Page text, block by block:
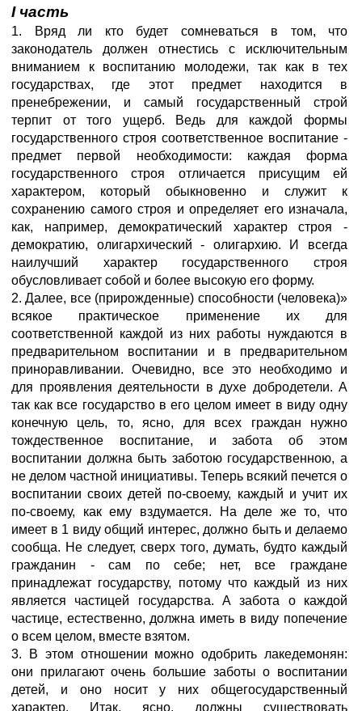
Iчасть
1. Вряд ли кто будет сомневаться в том, что
законодатель должен отнестись с исключительным
вниманием к воспитанию молодежи, так как в тех
государствах, где этот предмет находится в
пренебрежении, и самый государственный строй
терпит от того ущерб. Ведь для каждой формы
государственного строя соответственное воспитание -
предмет первой необходимости: каждая форма
государственного строя отличается присущим ей
характером, который обыкновенно и служит к
сохранению самого строя и определяет его изначала,
как, например, демократический характер строя -
демократию, олигархический - олигархию. И всегда
наилучший характер государственного строя
обусловливает собой и более высокую его форму.
2. Далее, все (прирожденные) способности (человека)»
всякое практическое применение их для
соответственной каждой из них работы нуждаются в
предварительном воспитании и в предварительном
приноравливании. Очевидно, все это необходимо и
для проявления деятельности в духе добродетели. А
так как все государство в его целом имеет в виду одну
конечную цель, то, ясно, для всех граждан нужно
тождественное воспитание, и забота об этом
воспитании должна быть заботою государственною, а
не делом частной инициативы. Теперь всякий печется о
воспитании своих детей по-своему, каждый и учит их
по-своему, как ему вздумается. На деле же то, что
имеет в 1 виду общий интерес, должно быть и делаемо
сообща. Не следует, сверх того, думать, будто каждый
гражданин - сам по себе; нет, все граждане
принадлежат государству, потому что каждый из них
является частицей государства. А забота о каждой
частице, естественно, должна иметь в виду попечение
о всем целом, вместе взятом.
3. В этом отношении можно одобрить лакедемонян:
они прилагают очень большие заботы о воспитании
детей, и оно носит у них общегосударственный
характер. Итак, ясно, должны существовать